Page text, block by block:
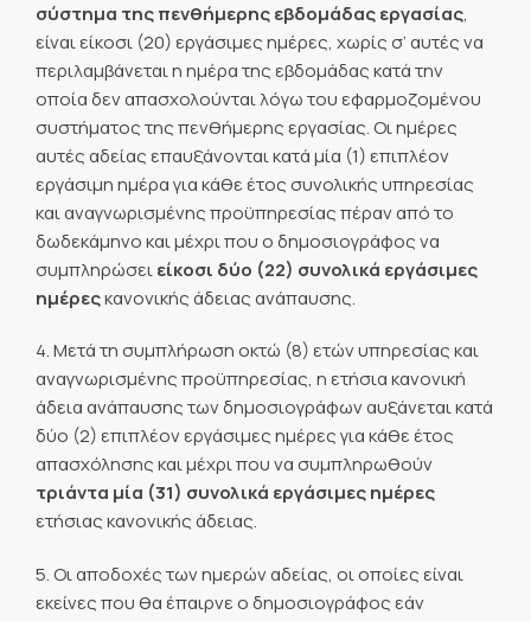
σύστημα της πενθήμερης εβδομάδας εργασίας,
είναι είκοσι (20) εργάσιμες ημέρες, χωρίς σ’ αυτές να
περιλαμβάνεται η ημέρα της εβδομάδας κατά την
οποία δεν απασχολούνται λόγω του εφαρμοζομένου
συστήματος της πενθήμερης εργασίας. Οι ημέρες
αυτές αδείας επαυξάνονται κατά μία (1) επιπλέον
εργάσιμη ημέρα για κάθε έτος συνολικής υπηρεσίας
και αναγνωρισμένης προϋπηρεσίας πέραν από το
δωδεκάμηνο και μέχρι που ο δημοσιογράφος να
συμπληρώσειείκοσι δύο (22) συνολικά εργάσιμες
ημέρεςκανονικής άδειας ανάπαυσης.
4. Μετά τη συμπλήρωση οκτώ (8) ετών υπηρεσίας και
αναγνωρισμένης προϋπηρεσίας, η ετήσια κανονική
άδεια ανάπαυσης των δημοσιογράφων αυξάνεται κατά
δύο (2) επιπλέον εργάσιμες ημέρες για κάθε έτος
απασχόλησης και μέχρι που να συμπληρωθούν
τριάντα μία (31) συνολικά εργάσιμες ημέρες
ετήσιας κανονικής άδειας.
5. Οι αποδοχές των ημερών αδείας, οι οποίες είναι
εκείνες που θα έπαιρνε ο δημοσιογράφος εάν